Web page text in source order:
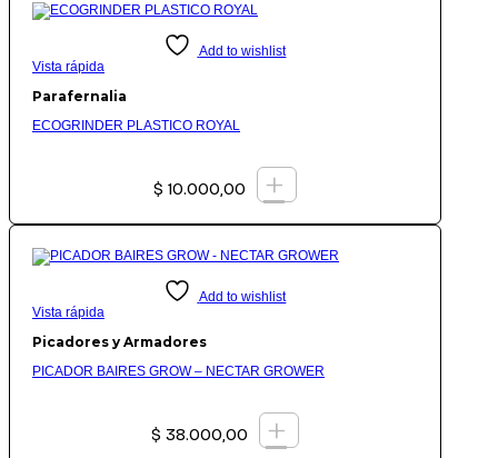
Add to wishlist
Vista rápida
Parafernalia
ECOGRINDER PLASTICO ROYAL
$ 10.000,00 +
Add to wishlist
Vista rápida
Picadores y Armadores
PICADOR BAIRES GROW – NECTAR GROWER
$ 38.000,00 +